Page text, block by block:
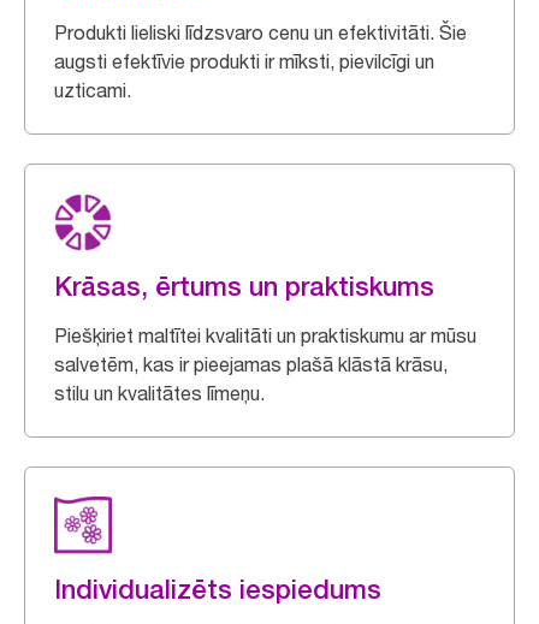
Produkti lieliski līdzsvaro cenu un efektivitāti. Šie
augsti efektīvie produkti ir mīksti, pievilcīgi un
uzticami.
Krāsas, ērtums un praktiskums
Piešķiriet maltītei kvalitāti un praktiskumu ar mūsu
salvetēm, kas ir pieejamas plašā klāstā krāsu,
stilu un kvalitātes līmeņu.
Individualizēts iespiedums